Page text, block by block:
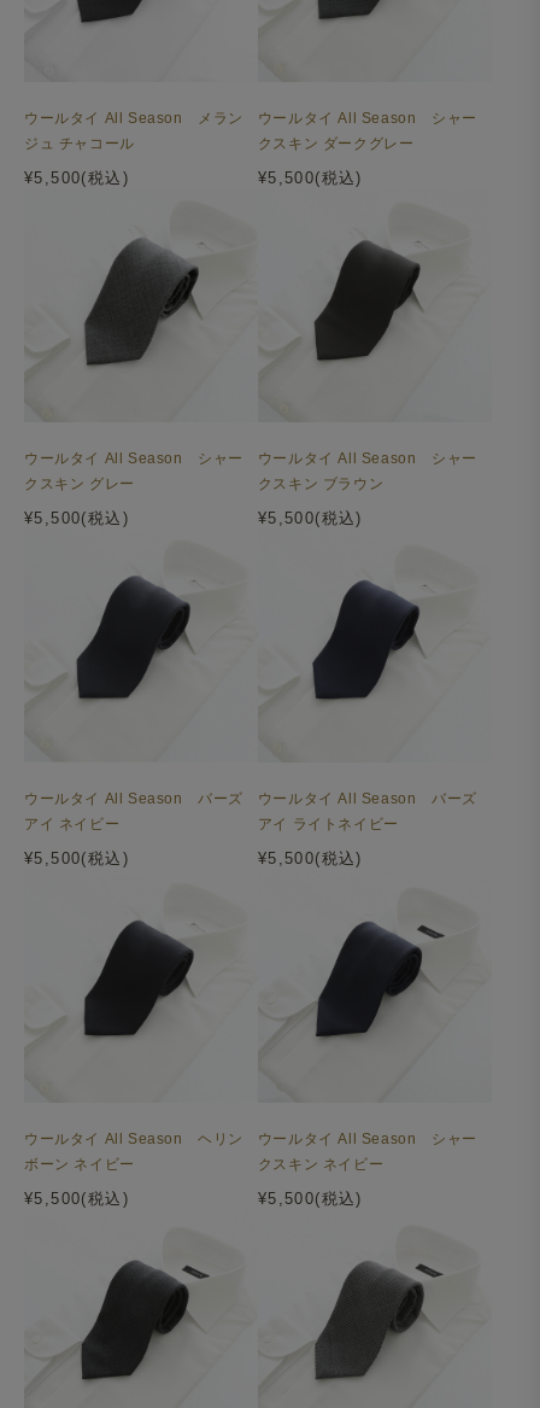
ウールタイ All Season メラン
ジュ チャコール
¥5,500(税込)
ウールタイ All Season シャー
クスキン ダークグレー
¥5,500(税込)
ウールタイ All Season シャー
クスキン グレー
¥5,500(税込)
ウールタイ All Season シャー
クスキン ブラウン
¥5,500(税込)
ウールタイ All Season バーズ
アイ ネイビー
¥5,500(税込)
ウールタイ All Season バーズ
アイ ライトネイビー
¥5,500(税込)
ウールタイ All Season ヘリン
ボーン ネイビー
¥5,500(税込)
ウールタイ All Season シャー
クスキン ネイビー
¥5,500(税込)